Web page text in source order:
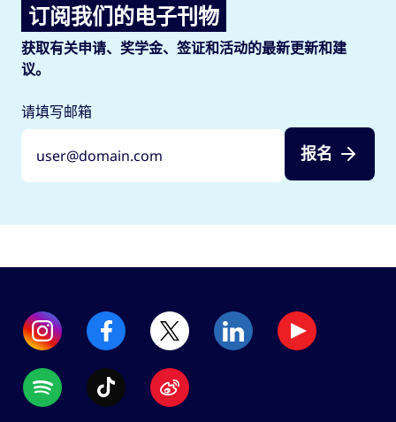
订阅我们的电子刊物
获取有关申请、奖学金、签证和活动的最新更新和建
议。
请填写邮箱
报名